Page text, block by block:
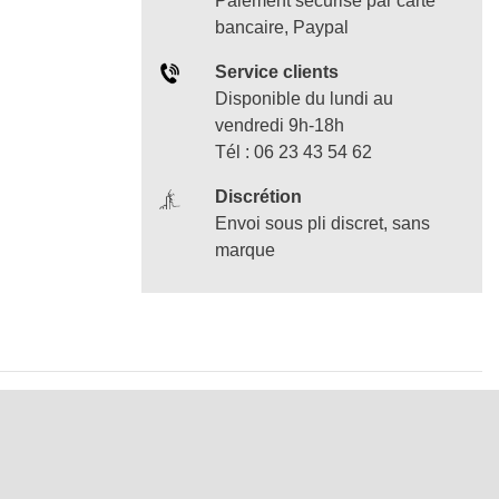
bancaire, Paypal
Service clients
Disponible du lundi au
vendredi 9h-18h
Tél : 06 23 43 54 62
Discrétion
Envoi sous pli discret, sans
marque